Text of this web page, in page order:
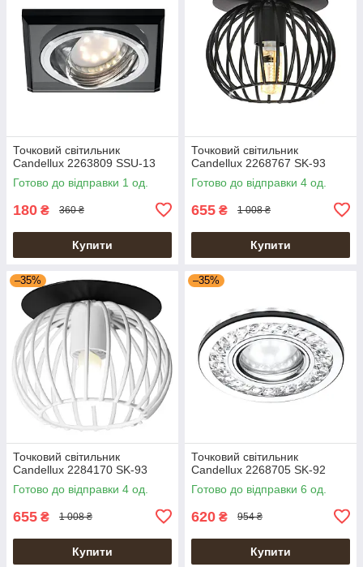
Точковий світильник
Candellux 2263809 SSU-13
Готово до відправки 1 од.
180 ₴ 360 ₴
Купити
Точковий світильник
Candellux 2268767 SK-93
Готово до відправки 4 од.
655 ₴ 1 008 ₴
Купити
–35%
Точковий світильник
Candellux 2284170 SK-93
Готово до відправки 4 од.
655 ₴ 1 008 ₴
Купити
–35%
Точковий світильник
Candellux 2268705 SK-92
Готово до відправки 6 од.
620 ₴ 954 ₴
Купити